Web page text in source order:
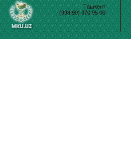
Ташкент
(998 90) 370 95 00